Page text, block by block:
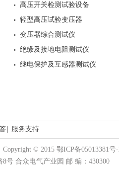
高压开关检测试验设备
轻型高压试验变压器
变压器综合测试仪
绝缘及接地电阻测试仪
继电保护及互感器测试仪
服务支持
© 2015 鄂ICP备05013381号
号 合众电气产业园 邮 编：430300